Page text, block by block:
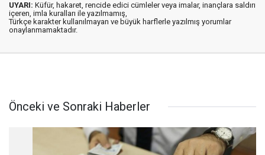
UYARI: Küfür, hakaret, rencide edici cümleler veya imalar, inançlara saldırı
içeren, imla kuralları ile yazılmamış,
Türkçe karakter kullanılmayan ve büyük harflerle yazılmış yorumlar
onaylanmamaktadır.
Önceki ve Sonraki Haberler